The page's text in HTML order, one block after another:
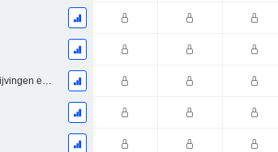
Bedrijfssegmenten - afschrijvingen en waardeverminderingen